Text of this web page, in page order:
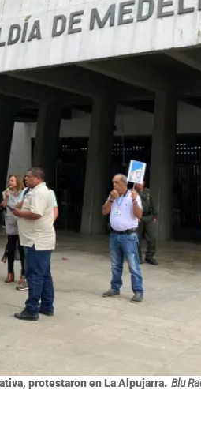
protestaron en La Alpujarra. Blu